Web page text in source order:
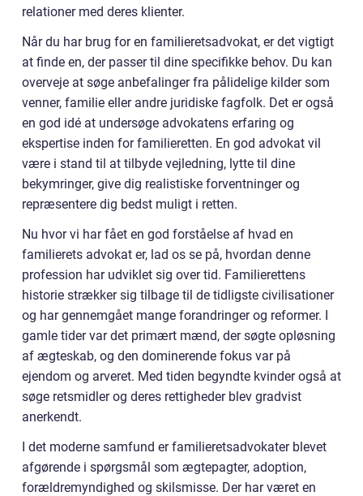
relationer med deres klienter.
Når du har brug for en familieretsadvokat, er det vigtigt
at finde en, der passer til dine specifikke behov. Du kan
overveje at søge anbefalinger fra pålidelige kilder som
venner, familie eller andre juridiske fagfolk. Det er også
en god idé at undersøge advokatens erfaring og
ekspertise inden for familieretten. En god advokat vil
være i stand til at tilbyde vejledning, lytte til dine
bekymringer, give dig realistiske forventninger og
repræsentere dig bedst muligt i retten.
Nu hvor vi har fået en god forståelse af hvad en
familierets advokat er, lad os se på, hvordan denne
profession har udviklet sig over tid. Familierettens
historie strækker sig tilbage til de tidligste civilisationer
og har gennemgået mange forandringer og reformer. I
gamle tider var det primært mænd, der søgte opløsning
af ægteskab, og den dominerende fokus var på
ejendom og arveret. Med tiden begyndte kvinder også at
søge retsmidler og deres rettigheder blev gradvist
anerkendt.
I det moderne samfund er familieretsadvokater blevet
afgørende i spørgsmål som ægtepagter, adoption,
forældremyndighed og skilsmisse. Der har været en